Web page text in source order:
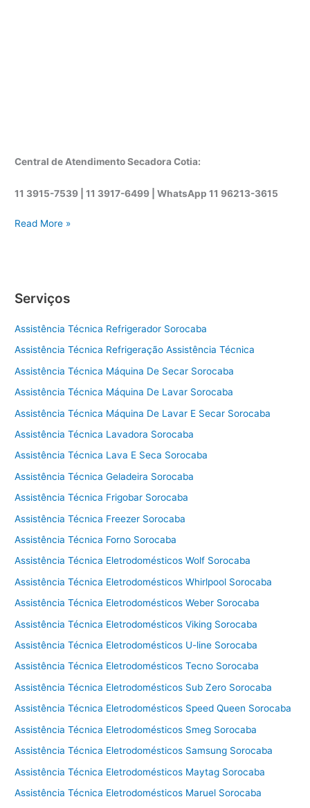
Central de Atendimento Secadora Cotia:
11 3915-7539 | 11 3917-6499 |WhatsApp11 96213-3615
A
t
n
c
a
t
n
i
a
s
a
d
r
a
C
t
i
Read More »
Serviços
Assistência Técnica Refrigerador Sorocaba
Assistência Técnica Refrigeração Assistência Técnica
Assistência Técnica Máquina De Secar Sorocaba
Assistência Técnica Máquina De Lavar Sorocaba
Assistência Técnica Máquina De Lavar E Secar Sorocaba
Assistência Técnica Lavadora Sorocaba
Assistência Técnica Lava E Seca Sorocaba
Assistência Técnica Geladeira Sorocaba
Assistência Técnica Frigobar Sorocaba
Assistência Técnica Freezer Sorocaba
Assistência Técnica Forno Sorocaba
Assistência Técnica Eletrodomésticos Wolf Sorocaba
Assistência Técnica Eletrodomésticos Whirlpool Sorocaba
Assistência Técnica Eletrodomésticos Weber Sorocaba
Assistência Técnica Eletrodomésticos Viking Sorocaba
Assistência Técnica Eletrodomésticos U-line Sorocaba
Assistência Técnica Eletrodomésticos Tecno Sorocaba
Assistência Técnica Eletrodomésticos Sub Zero Sorocaba
Assistência Técnica Eletrodomésticos Speed Queen Sorocaba
Assistência Técnica Eletrodomésticos Smeg Sorocaba
Assistência Técnica Eletrodomésticos Samsung Sorocaba
Assistência Técnica Eletrodomésticos Maytag Sorocaba
Assistência Técnica Eletrodomésticos Maruel Sorocaba